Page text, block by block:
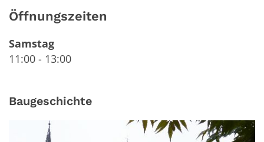
Öffnungszeiten
Samstag
11:00 - 13:00
Baugeschichte